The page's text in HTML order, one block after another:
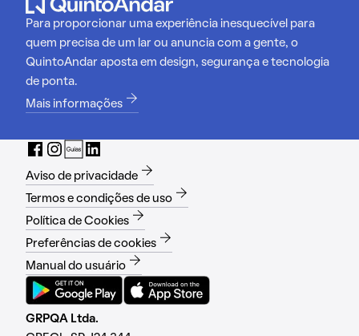
Para proporcionar uma experiência inesquecível para
quem precisa de um lar ou anuncia com a gente, o
QuintoAndar aposta em design, segurança e tecnologia
de ponta.
Mais informações
Aviso de privacidade
Termos e condições de uso
Política de Cookies
Preferências de cookies
Manual do usuário
GRPQA Ltda.